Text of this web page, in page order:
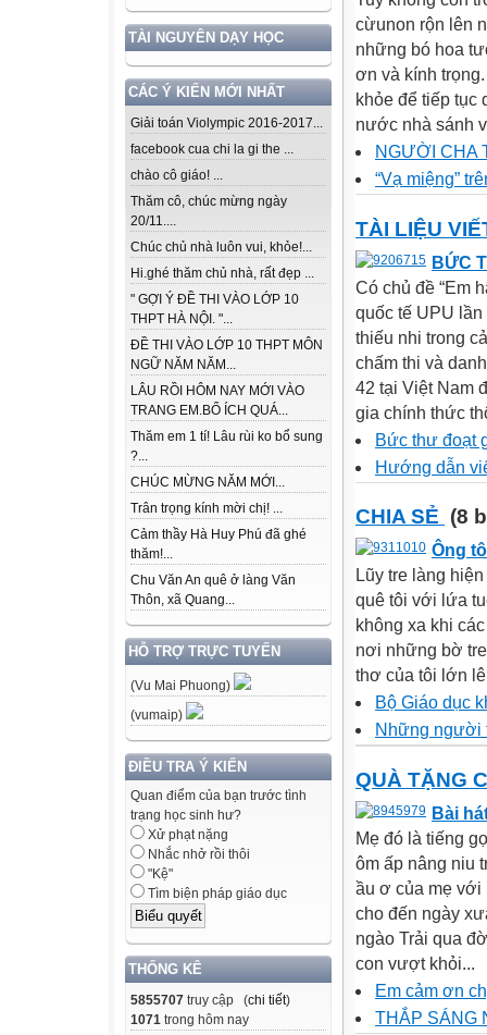
TÀI NGUYÊN DẠY HỌC
CÁC Ý KIẾN MỚI NHẤT
Giải toán Violympic 2016-2017...
facebook cua chi la gi the ...
chào cô giáo! ...
Thăm cô, chúc mừng ngày
20/11....
Chúc chủ nhà luôn vui, khỏe!...
Hi.ghé thăm chủ nhà, rất đẹp ...
" GỢI Ý ĐỀ THI VÀO LỚP 10
THPT HÀ NỘI. "...
ĐỀ THI VÀO LỚP 10 THPT MÔN
NGỮ NĂM NĂM...
LÂU RỒI HÔM NAY MỚI VÀO
TRANG EM.BỔ ÍCH QUÁ...
Thăm em 1 tí! Lâu rùi ko bổ sung
?...
CHÚC MỪNG NĂM MỚI...
Trân trọng kính mời chị! ...
Cảm thầy Hà Huy Phú đã ghé
thăm!...
Chu Văn An quê ở làng Văn
Thôn, xã Quang...
HỖ TRỢ TRỰC TUYẾN
(Vu Mai Phuong)
(vumaip)
ĐIỀU TRA Ý KIẾN
Quan điểm của bạn trước tình
trạng học sinh hư?
Xử phạt nặng
Nhắc nhở rồi thôi
"Kệ"
Tìm biện pháp giáo dục
THỐNG KÊ
5855707 truy cập (chi tiết)
1071 trong hôm nay
cừunon rộn lên
những bó hoa
ơn và kính
khỏe để tiếp tục
nước nhà sánh
NGƯỜI CHA
“Vạ miệng”
TÀI LIỆU
BỨC
Có chủ đề “Em
quốc tế UPU
thiếu nhi trong
chấm thi và
42 tại Việt Nam
gia chính thức
Bức thư đoạt
Hướng dẫn
CHIA SẺ (8
Ông
Lũy tre làng
quê tôi với lứa
không xa khi
nơi những bờ
thơ của tôi lớn
Bộ Giáo dục
Những người
QUÀ TẶNG
Bài
Mẹ đó là tiếng
ôm ấp nâng niu
ầu ơ của mẹ với
cho đến ngày
ngào Trải qua
con vượt khỏi...
Em cảm ơn
THẮP SÁNG